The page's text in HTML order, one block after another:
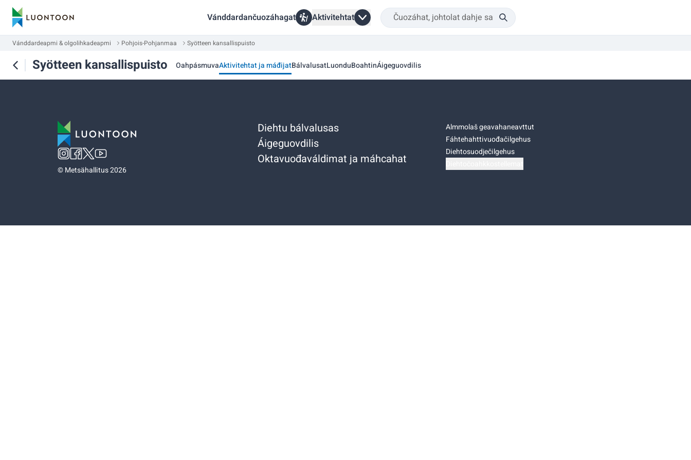
Vánddardančuozáhagat Aktivitehtat
Vánddardeapmi & olgolihkadeapmi Pohjois-Pohjanmaa Syötteen kansallispuisto
Syötteen kansallispuisto OahpásmuvaAktivitehtat ja máđijatBálvalusatLuonduBoahtinÁigeguovdilis
©Metsähallitus 2026
Diehtu bálvalusas
Áigeguovdilis
Oktavuođaváldimat ja máhcahat
Almmolaš geavahaneavttut
Fáhtehahttivuođačilgehus
Diehtosuodječilgehus